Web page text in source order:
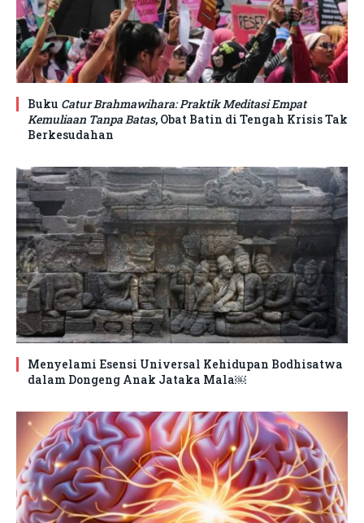
Buku Catur Brahmawihara: Praktik Meditasi Empat
Kemuliaan Tanpa Batas, Obat Batin di Tengah Krisis Tak
Berkesudahan
Menyelami Esensi Universal Kehidupan Bodhisatwa
dalam Dongeng Anak Jataka Mala￼